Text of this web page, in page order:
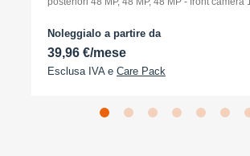
Noleggialo a partire da
39,96 €/mese
Esclusa IVA e Care Pack